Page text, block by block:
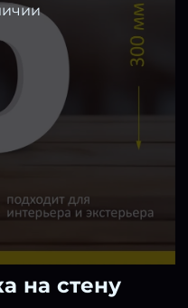
на стену